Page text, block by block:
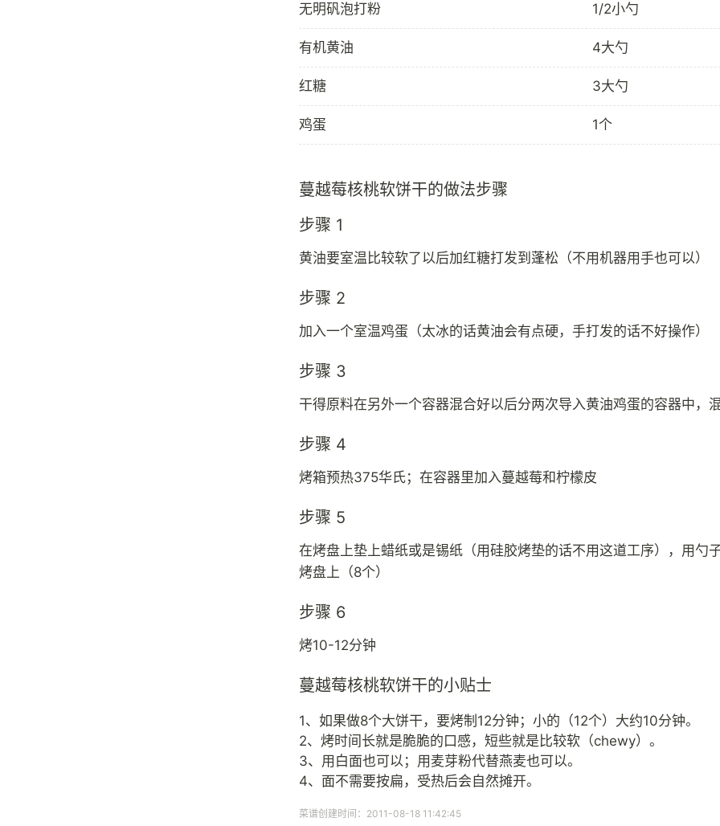
无明矾泡打粉 1/2小勺
有机黄油 4大勺
红糖 3大勺
鸡蛋 1个
蔓越莓核桃软饼干的做法步骤
步骤 1
黄油要室温比较软了以后加红糖打发到蓬松（不用机器用手也可以）
步骤 2
加入一个室温鸡蛋（太冰的话黄油会有点硬，手打发的话不好操作）
步骤 3
干得原料在另外一个容器混合好以后分两次导入黄油鸡蛋的容器中，
步骤 4
烤箱预热375华氏；在容器里加入蔓越莓和柠檬皮
步骤 5
在烤盘上垫上蜡纸或是锡纸（用硅胶烤垫的话不用这道工序），用勺
烤盘上（8个）
步骤 6
烤10-12分钟
蔓越莓核桃软饼干的小贴士
1、如果做8个大饼干，要烤制12分钟；小的（12个）大约10分钟。
2、烤时间长就是脆脆的口感，短些就是比较软（chewy）。
3、用白面也可以；用麦芽粉代替燕麦也可以。
4、面不需要按扁，受热后会自然摊开。
菜谱创建时间：2011-08-18 11:42:45